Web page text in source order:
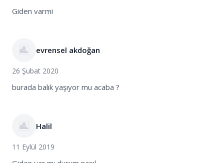
Giden varmi
evrensel akdoğan
26 Şubat 2020
burada balık yaşıyor mu acaba ?
Halil
11 Eylül 2019